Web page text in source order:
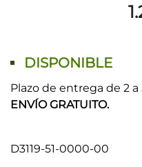
DISPONIBLE
Plazo de entrega de 2 a
ENVÍO GRATUITO.
D3119-51-0000-00